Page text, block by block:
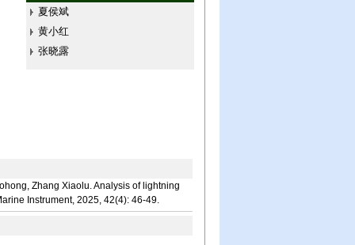
夏侯斌
黄小红
张晓露
Zhang Xiaolu. Analysis of lightning
Instrument, 2025, 42(4): 46-49.